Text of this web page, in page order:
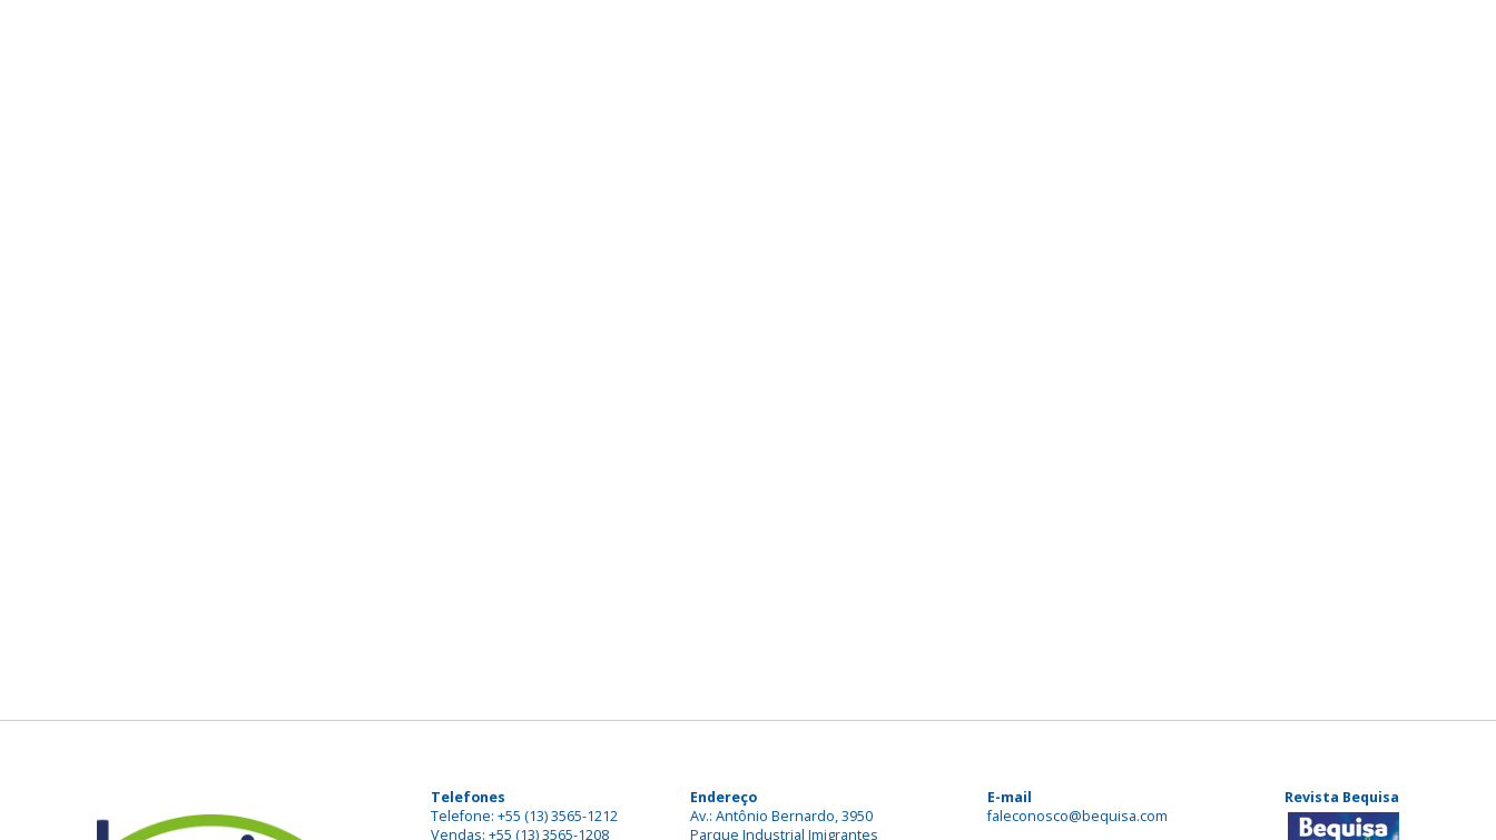
Telefones
Telefone: +55 (13) 3565-1212
Vendas: +55 (13) 3565-1208
Endereço
Av.: Antônio Bernardo, 3950
Parque Industrial Imigrantes
E-mail
faleconosco@bequisa.com
Revista Bequisa